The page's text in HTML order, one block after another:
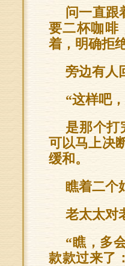
问一直跟
要二杯咖啡
着，明确拒
旁边有人
“这样吧
是那个打
可以马上决
缓和。
瞧着二个
老太太对
“瞧，多
款款过来了